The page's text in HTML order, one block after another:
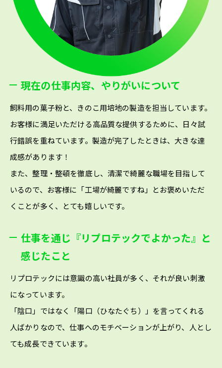
現在の仕事内容、やりがいについて
飼料用の菓子粉と、きのこ用培地の製造を担当しています。
お客様に満足いただける高品質な提供するために、日々試
行錯誤を重ねています。製造が完了したときは、大きな達
成感があります！
また、整理・整頓を徹底し、清潔で綺麗な職場を目指して
いるので、お客様に「工場が綺麗ですね」とお褒めいただ
くことが多く、とても嬉しいです。
仕事を通じ『リプロテックでよかった』と
感じたこと
リプロテックには意識の高い社員が多く、それが良い刺激
になっています。
「陰口」ではなく「陽口（ひなたぐち）」を言ってくれる
人ばかりなので、仕事へのモチベーションが上がり、人とし
ても成長できています。